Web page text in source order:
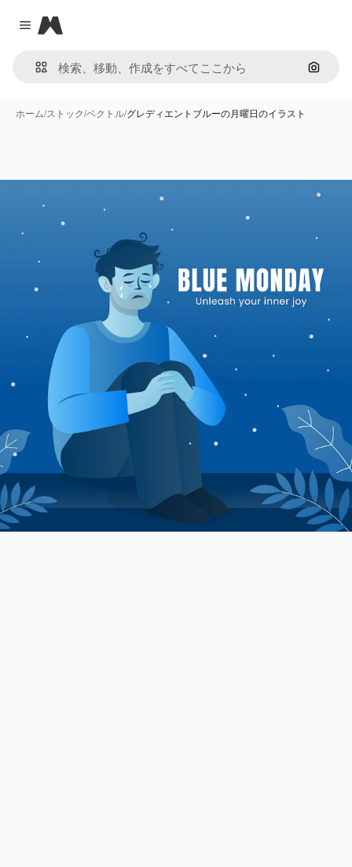
Close menu
Magnific
画像で
ホーム/ストック/ベクトル/グレディエントブルーの月曜日のイラスト